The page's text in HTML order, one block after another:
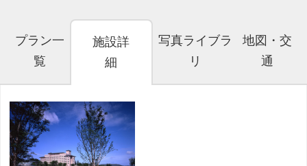
プラン一
覧
施設詳
細
写真ライブラ
リ
地図・交
通